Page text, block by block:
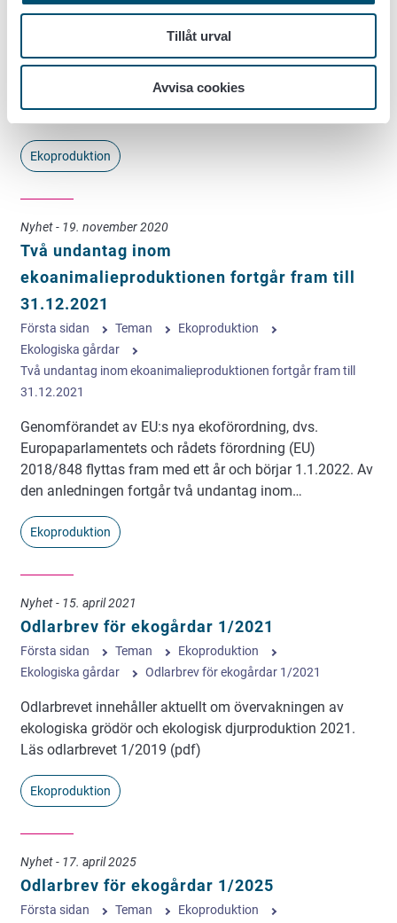
Tillåt urval
Avvisa cookies
Livsmedelsverket har beslutat att vårens och
försommarens ekogranskningar på basen av
riskbedömning kan utföras på distans. Granskningar på
distans görs både hos livsmedelsföretag och på
ekogårdar.…
Ekoproduktion
Nyhet - 19. november 2020
Två undantag inom
ekoanimalieproduktionen fortgår fram till
31.12.2021
Första sidan Teman
Ekoproduktion
Ekologiska gårdar
Två undantag inom ekoanimalieproduktionen fortgår fram till
31.12.2021
Genomförandet av EU:s nya ekoförordning, dvs.
Europaparlamentets och rådets förordning (EU)
2018/848 flyttas fram med ett år och börjar 1.1.2022. Av
den anledningen fortgår två undantag inom…
Ekoproduktion
Nyhet - 15. april 2021
Odlarbrev för ekogårdar 1/2021
Första sidan Teman
Ekoproduktion
Ekologiska gårdar
Odlarbrev för ekogårdar 1/2021
Odlarbrevet innehåller aktuellt om övervakningen av
ekologiska grödör och ekologisk djurproduktion 2021.
Läs odlarbrevet 1/2019 (pdf)
Ekoproduktion
Nyhet - 17. april 2025
Odlarbrev för ekogårdar 1/2025
Första sidan Teman
Ekoproduktion